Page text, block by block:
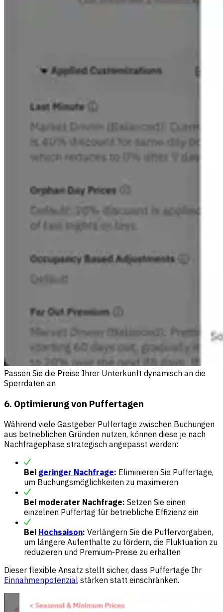
Passen Sie die Preise Ihrer Unterkunft dynamisch an die
Sperrdaten an
6. Optimierung von Puffertagen
Während viele Gastgeber Puffertage zwischen Buchungen
aus betrieblichen Gründen nutzen, können diese je nach
Nachfragephase strategisch angepasst werden:
Bei geringer Nachfrage: Eliminieren Sie Puffertage,
um Buchungsmöglichkeiten zu maximieren
Bei moderater Nachfrage: Setzen Sie einen
einzelnen Puffertag für betriebliche Effizienz ein
Bei Hochsaison: Verlängern Sie die Puffervorgaben,
um längere Aufenthalte zu fördern, die Fluktuation zu
reduzieren und Premium-Preise zu erhalten
Dieser flexible Ansatz stellt sicher, dass Puffertage Ihr
Einnahmenpotenzial stärken statt einschränken.